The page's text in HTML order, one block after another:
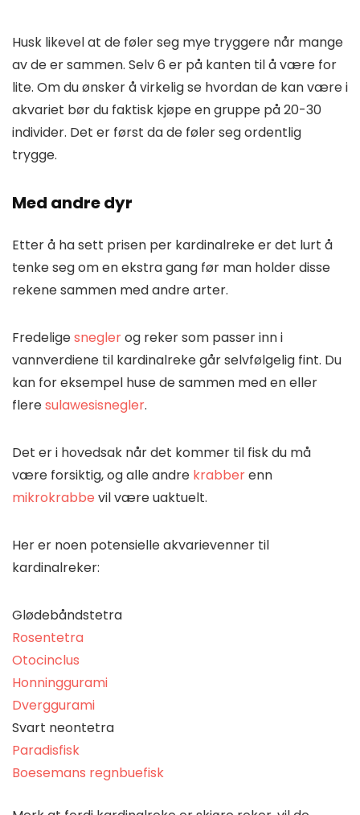
Husk likevel at de føler seg mye tryggere når mange
av de er sammen. Selv 6 er på kanten til å være for
lite. Om du ønsker å virkelig se hvordan de kan være i
akvariet bør du faktisk kjøpe en gruppe på 20-30
individer. Det er først da de føler seg ordentlig
trygge.
Med andre dyr
Etter å ha sett prisen per kardinalreke er det lurt å
tenke seg om en ekstra gang før man holder disse
rekene sammen med andre arter.
Fredeligesneglerog reker som passer inn i
vannverdiene til kardinalreke går selvfølgelig fint. Du
kan for eksempel huse de sammen med en eller
fleresulawesisnegler.
Det er i hovedsak når det kommer til fisk du må
være forsiktig, og alle andre krabberenn
mikrokrabbe vil være uaktuelt.
Her er noen potensielle akvarievenner til
kardinalreker:
Glødebåndstetra
Rosentetra
Otocinclus
Honninggurami
Dverggurami
Svart neontetra
Paradisfisk
Boesemans regnbuefisk